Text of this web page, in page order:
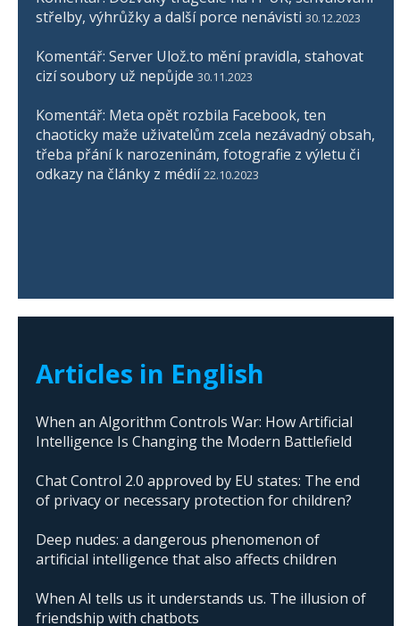
střelby, výhrůžky a další porce nenávisti 30.12.2023
Komentář: Server Ulož.to mění pravidla, stahovat
cizí soubory už nepůjde 30.11.2023
Komentář: Meta opět rozbila Facebook, ten
chaoticky maže uživatelům zcela nezávadný obsah,
třeba přání k narozeninám, fotografie z výletu či
odkazy na články z médií 22.10.2023
Articles in English
When an Algorithm Controls War: How Artificial
Intelligence Is Changing the Modern Battlefield
Chat Control 2.0 approved by EU states: The end
of privacy or necessary protection for children?
Deep nudes: a dangerous phenomenon of
artificial intelligence that also affects children
When AI tells us it understands us. The illusion of
friendship with chatbots